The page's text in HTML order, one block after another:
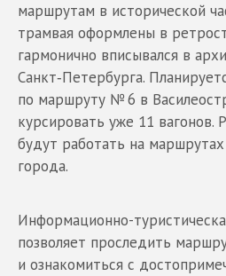
маршрутам в исторической
трамвая оформлены в
гармонично вписывался в
Санкт‑Петербурга.
по маршруту № 6 в
курсировать уже 11 вагонов.
будут работать на
города.
Информационно-
позволяет проследить
и ознакомиться с